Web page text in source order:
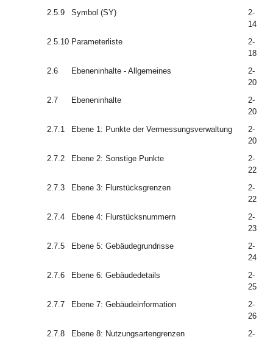
2.5.9
Symbol (SY)
2-
14
2.5.10 Parameterliste
2-
18
2.6
Ebeneninhalte - Allgemeines
2-
20
2.7
Ebeneninhalte
2-
20
2.7.1
Ebene 1: Punkte der Vermessungsverwaltung
2-
20
2.7.2
Ebene 2: Sonstige Punkte
2-
22
2.7.3
Ebene 3: Flurstücksgrenzen
2-
22
2.7.4
Ebene 4: Flurstücksnummern
2-
23
2.7.5
Ebene 5: Gebäudegrundrisse
2-
24
2.7.6
Ebene 6: Gebäudedetails
2-
25
2.7.7
Ebene 7: Gebäudeinformation
2-
26
2.7.8
Ebene 8: Nutzungsartengrenzen
2-